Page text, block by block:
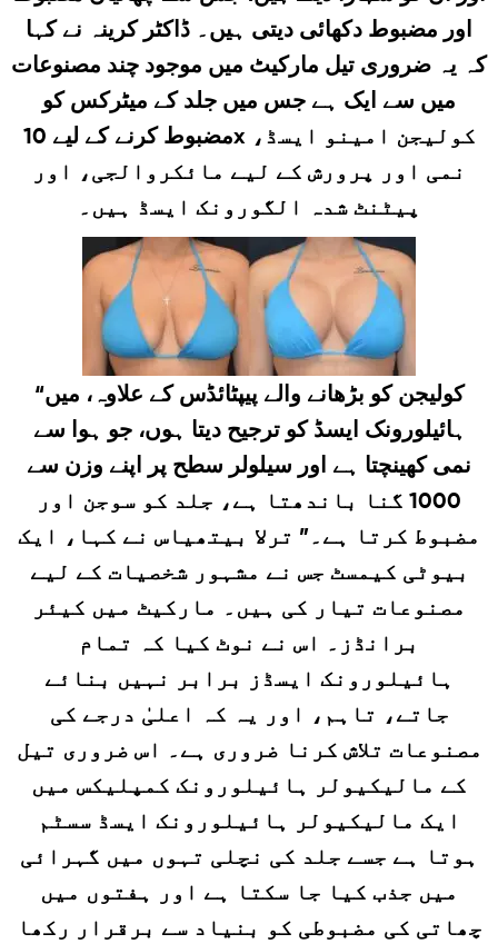
اور مضبوط دکھائی دیتی ہیں۔ ڈاکٹر کرینہ نے کہا
کہ یہ ضروری تیل مارکیٹ میں موجود چند مصنوعات
میں سے ایک ہے جس میں جلد کے میٹرکس کو
مضبوط کرنے کے لیے 10x کولیجن امینو ایسڈ،
نمی اور پرورش کے لیے مائکروالجی، اور
پیٹنٹ شدہ الگورونک ایسڈ ہیں۔
“کولیجن کو بڑھانے والے پیپٹائڈس کے علاوہ، میں
ہائیلورونک ایسڈ کو ترجیح دیتا ہوں، جو ہوا سے
نمی کھینچتا ہے اور سیلولر سطح پر اپنے وزن سے
1000 گنا باندھتا ہے، جلد کو سوجن اور
مضبوط کرتا ہے۔” ترلا بیتھیاس نے کہا، ایک
بیوٹی کیمسٹ جس نے مشہور شخصیات کے لیے
مصنوعات تیار کی ہیں۔ مارکیٹ میں کیئر
برانڈز۔ اس نے نوٹ کیا کہ تمام
ہائیلورونک ایسڈز برابر نہیں بنائے
جاتے، تاہم، اور یہ کہ اعلیٰ درجے کی
مصنوعات تلاش کرنا ضروری ہے۔ اس ضروری تیل
کے مالیکیولر ہائیلورونک کمپلیکس میں
ایک مالیکیولر ہائیلورونک ایسڈ سسٹم
ہوتا ہے جسے جلد کی نچلی تہوں میں گہرائی
میں جذب کیا جا سکتا ہے اور ہفتوں میں
چھاتی کی مضبوطی کو بنیاد سے برقرار رکھا